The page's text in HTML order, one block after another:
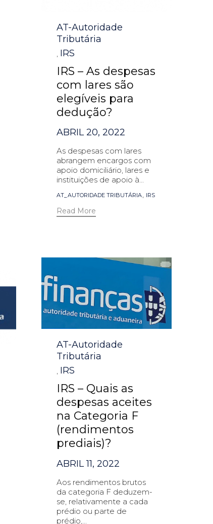
Category
AT-Autoridade
Tributária
IRS
IRS – As despesas
com lares são
elegíveis para
dedução?
ABRIL 20, 2022
As despesas com lares
abrangem encargos com
apoio domiciliário, lares e
instituições de apoio à...
Tags
AT_AUTORIDADE TRIBUTÁRIA, IRS
Read More
Category
AT-Autoridade
Tributária
, IRS
IRS – Quais as
despesas aceites
na Categoria F
(rendimentos
prediais)?
ABRIL 11, 2022
Aos rendimentos brutos
da categoria F deduzem-
se, relativamente a cada
prédio ou parte de
prédio,...